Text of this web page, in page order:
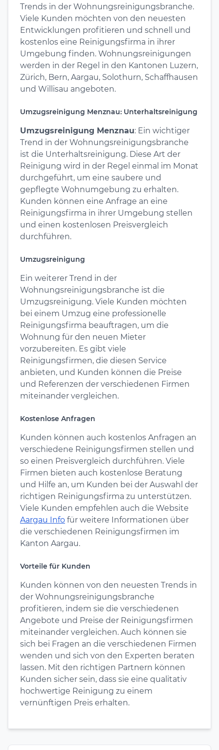
Trends in der Wohnungsreinigungsbranche.
Viele Kunden möchten von den neuesten
Entwicklungen profitieren und schnell und
kostenlos eine Reinigungsfirma in ihrer
Umgebung finden. Wohnungsreinigungen
werden in der Regel in den Kantonen Luzern,
Zürich, Bern, Aargau, Solothurn, Schaffhausen
und Willisau angeboten.
Umzugsreinigung Menznau: Unterhaltsreinigung
Umzugsreinigung Menznau: Ein wichtiger
Trend in der Wohnungsreinigungsbranche
ist die Unterhaltsreinigung. Diese Art der
Reinigung wird in der Regel einmal im Monat
durchgeführt, um eine saubere und
gepflegte Wohnumgebung zu erhalten.
Kunden können eine Anfrage an eine
Reinigungsfirma in ihrer Umgebung stellen
und einen kostenlosen Preisvergleich
durchführen.
Umzugsreinigung
Ein weiterer Trend in der
Wohnungsreinigungsbranche ist die
Umzugsreinigung. Viele Kunden möchten
bei einem Umzug eine professionelle
Reinigungsfirma beauftragen, um die
Wohnung für den neuen Mieter
vorzubereiten. Es gibt viele
Reinigungsfirmen, die diesen Service
anbieten, und Kunden können die Preise
und Referenzen der verschiedenen Firmen
miteinander vergleichen.
Kostenlose Anfragen
Kunden können auch kostenlos Anfragen an
verschiedene Reinigungsfirmen stellen und
so einen Preisvergleich durchführen. Viele
Firmen bieten auch kostenlose Beratung
und Hilfe an, um Kunden bei der Auswahl der
richtigen Reinigungsfirma zu unterstützen.
Viele Kunden empfehlen auch die Website
Aargau Info für weitere Informationen über
die verschiedenen Reinigungsfirmen im
Kanton Aargau.
Vorteile für Kunden
Kunden können von den neuesten Trends in
der Wohnungsreinigungsbranche
profitieren, indem sie die verschiedenen
Angebote und Preise der Reinigungsfirmen
miteinander vergleichen. Auch können sie
sich bei Fragen an die verschiedenen Firmen
wenden und sich von den Experten beraten
lassen. Mit den richtigen Partnern können
Kunden sicher sein, dass sie eine qualitativ
hochwertige Reinigung zu einem
vernünftigen Preis erhalten.